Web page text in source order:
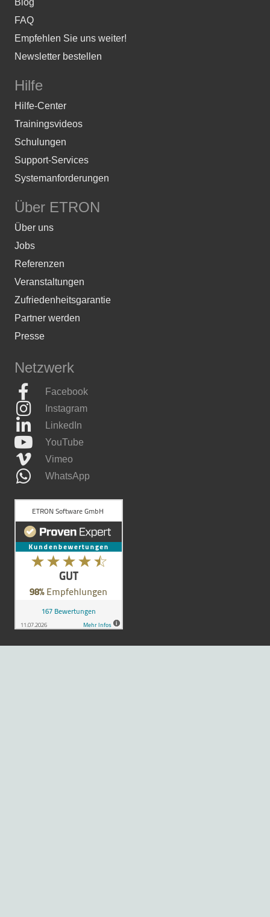
Blog
FAQ
Empfehlen Sie uns weiter!
Newsletter bestellen
Hilfe
Hilfe-Center
Trainingsvideos
Schulungen
Support-Services
Systemanforderungen
Über ETRON
Über uns
Jobs
Referenzen
Veranstaltungen
Zufriedenheitsgarantie
Partner werden
Presse
Netzwerk
Facebook
Instagram
LinkedIn
YouTube
Vimeo
WhatsApp